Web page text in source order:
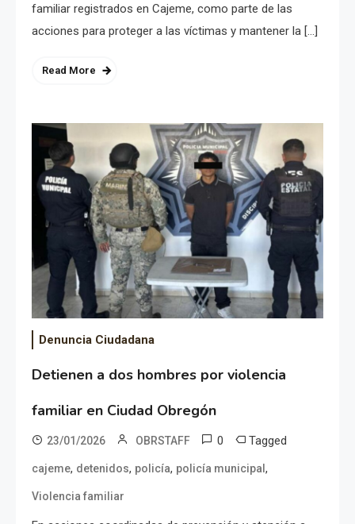
familiar registrados en Cajeme, como parte de las
acciones para proteger a las víctimas y mantener la […]
Read More
Denuncia Ciudadana
Detienen a dos hombres por violencia
familiar en Ciudad Obregón
23/01/2026 OBRSTAFF 0 Tagged
cajeme, detenidos, policía, policía municipal ,
Violencia familiar